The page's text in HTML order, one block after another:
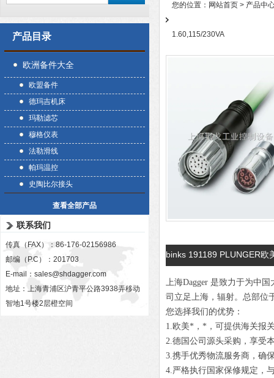
产品目录
欧洲备件大全
欧盟备件
德玛吉机床
玛勒滤芯
穆格仪表
法勒滑线
帕玛温控
史陶比尔接头
查看全部产品
联系我们
传真（FAX）：86-176-02156986
邮编（P.C）：201703
E-mail： sales@shdagger.com
地址：上海青浦区沪青平公路3938弄移动
智地1号楼2层橙空间
您的位置： 网站首页 > 产品中
1.60,115/230VA
binks 191189 PLUNGER欧
上海Dagger 是致力于为中
司立足上海，辐射。总部位
您选择我们的优势：
1.欧美*，*，可提供海关报
2.德国公司源头采购，享受
3.携手优秀物流服务商，确
4.严格执行国家保修规定，